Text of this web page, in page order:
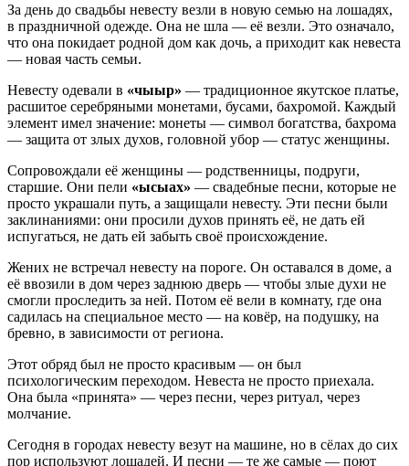
За день до свадьбы невесту везли в новую семью на лошадях,
в праздничной одежде. Она не шла — её везли. Это означало,
что она покидает родной дом как дочь, а приходит как невеста
— новая часть семьи.
Невесту одевали в «чыыр» — традиционное якутское платье,
расшитое серебряными монетами, бусами, бахромой. Каждый
элемент имел значение: монеты — символ богатства, бахрома
— защита от злых духов, головной убор — статус женщины.
Сопровождали её женщины — родственницы, подруги,
старшие. Они пели «ысыах» — свадебные песни, которые не
просто украшали путь, а защищали невесту. Эти песни были
заклинаниями: они просили духов принять её, не дать ей
испугаться, не дать ей забыть своё происхождение.
Жених не встречал невесту на пороге. Он оставался в доме, а
её ввозили в дом через заднюю дверь — чтобы злые духи не
смогли проследить за ней. Потом её вели в комнату, где она
садилась на специальное место — на ковёр, на подушку, на
бревно, в зависимости от региона.
Этот обряд был не просто красивым — он был
психологическим переходом. Невеста не просто приехала.
Она была «принята» — через песни, через ритуал, через
молчание.
Сегодня в городах невесту везут на машине, но в сёлах до сих
пор используют лошадей. И песни — те же самые — поют